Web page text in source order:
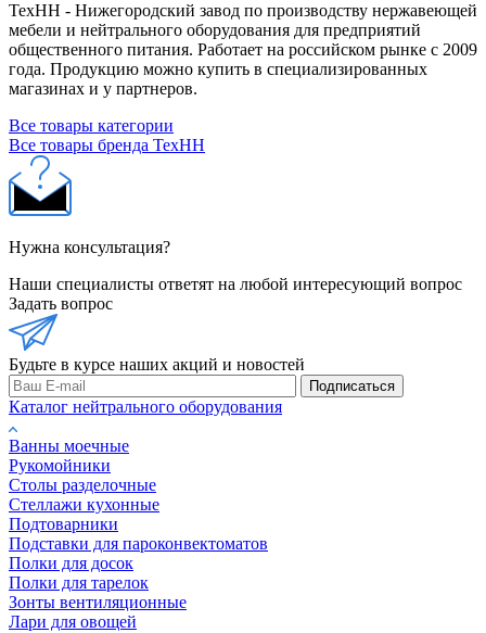
ТехНН - Нижегородский завод по производству нержавеющей
мебели и нейтрального оборудования для предприятий
общественного питания. Работает на российском рынке с 2009
года. Продукцию можно купить в специализированных
магазинах и у партнеров.
Все товары категории
Все товары бренда ТехНН
Нужна консультация?
Наши специалисты ответят на любой интересующий вопрос
Задать вопрос
Будьте в курсе наших акций и новостей
Подписаться
Каталог нейтрального оборудования
Ванны моечные
Рукомойники
Столы разделочные
Стеллажи кухонные
Подтоварники
Подставки для пароконвектоматов
Полки для досок
Полки для тарелок
Зонты вентиляционные
Лари для овощей